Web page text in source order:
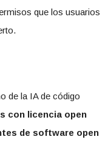
que los usuarios
de la IA de código
con licencia open
de software open